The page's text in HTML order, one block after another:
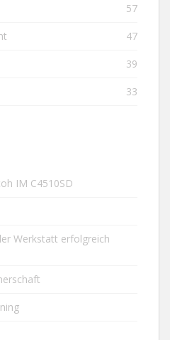
57
47
39
33
IM C4510SD
Werkstatt erfolgreich